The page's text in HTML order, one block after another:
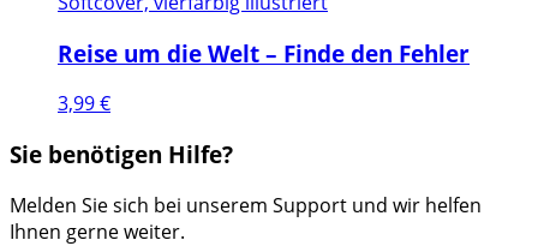
Reise um die Welt – Finde den Fehler
3,99€
Sie benötigen Hilfe?
Melden Sie sich bei unserem Support und wir helfen
Ihnen gerne weiter.